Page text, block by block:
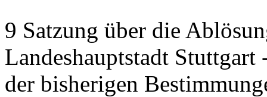
9 Satzung über die
Landeshauptstadt
der bisherigen